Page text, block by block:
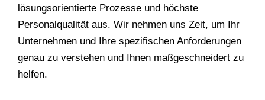
lösungsorientierte Prozesse und höchste
Personalqualität aus. Wir nehmen uns Zeit, um Ihr
Unternehmen und Ihre spezifischen Anforderungen
genau zu verstehen und Ihnen maßgeschneidert zu
helfen.